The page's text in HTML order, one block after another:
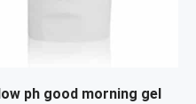
ph good morning gel